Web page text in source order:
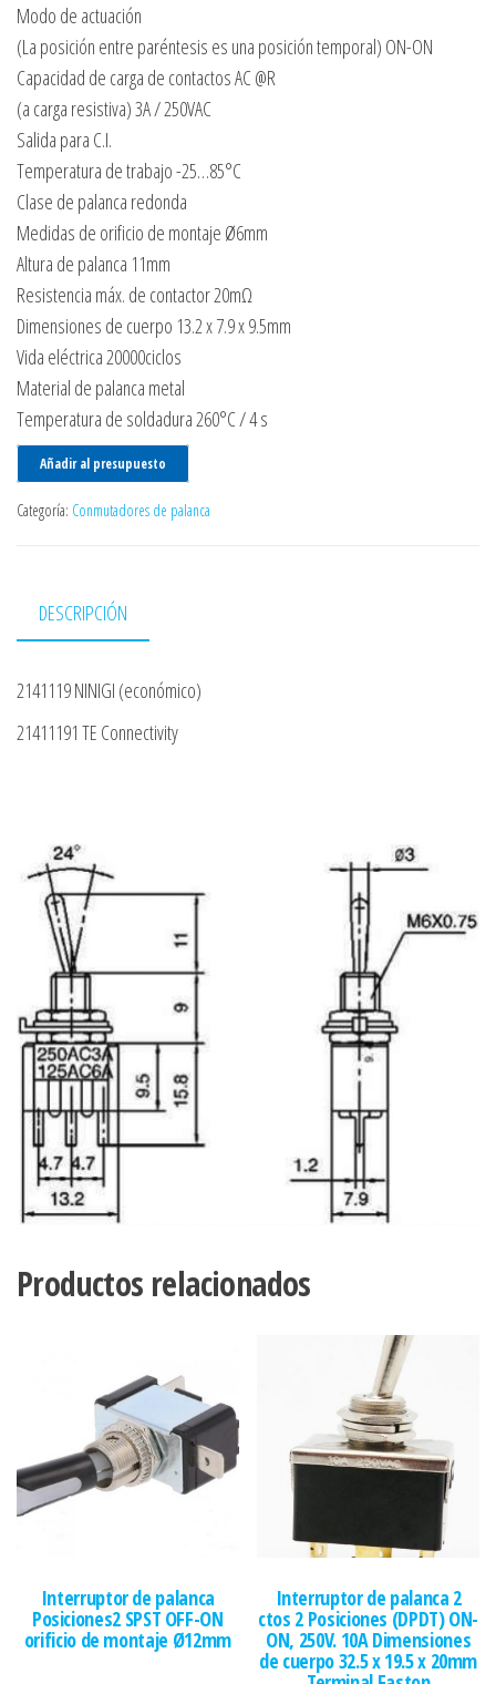
Modo de actuación
(La posición entre paréntesis es una posición temporal) ON-ON
Capacidad de carga de contactos AC @R
(a carga resistiva) 3A / 250VAC
Salida para C.I.
Temperatura de trabajo -25…85°C
Clase de palanca redonda
Medidas de orificio de montaje Ø6mm
Altura de palanca 11mm
Resistencia máx. de contactor 20mΩ
Dimensiones de cuerpo 13.2 x 7.9 x 9.5mm
Vida eléctrica 20000ciclos
Material de palanca metal
Temperatura de soldadura 260°C / 4 s
Añadir al presupuesto
Categoría: Conmutadores de palanca
DESCRIPCIÓN
2141119 NINIGI (económico)
21411191 TE Connectivity
Productos relacionados
Interruptor de palanca
Posiciones2 SPST OFF-ON
orificio de montaje Ø12mm
Interruptor de palanca 2
ctos 2 Posiciones (DPDT) ON-
ON, 250V. 10A Dimensiones
de cuerpo 32.5 x 19.5 x 20mm